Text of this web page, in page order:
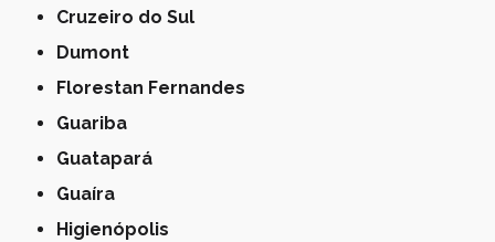
Cruzeiro do Sul
Dumont
Florestan Fernandes
Guariba
Guatapará
Guaíra
Higienópolis